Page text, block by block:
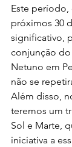
Este período,
próximos 30
significativo,
conjunção
Netuno em
não se
Além disso,
teremos um
Sol e Marte,
iniciativa a